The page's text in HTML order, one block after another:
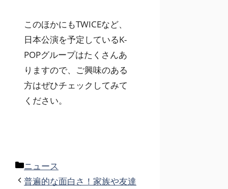
このほかにもTWICEなど、
日本公演を予定しているK-
POPグループはたくさんあ
りますので、ご興味のある
方はぜひチェックしてみて
ください。
カ
テ
ニュース
普遍的な面白さ！家族や友達